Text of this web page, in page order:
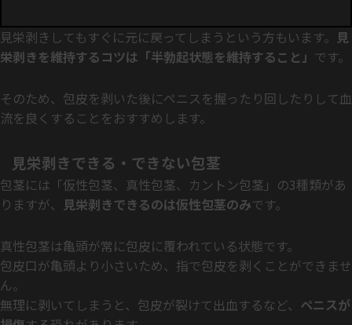
見栄剥きしてもすぐに元に戻ってしまうという方もいます。 見
栄剥きを維持するコツは「半勃起状態を維持すること」 です。
そのため、包皮を剥いた後にペニスを握ったり回したりして血
流を良くすることをおすすめします。
見栄剥きできる・できない包茎
包茎には「仮性包茎、真性包茎、カントン包茎」の3種類があ
りますが、 見栄剥きできるのは仮性包茎のみです。
真性包茎は亀頭が常に包皮に覆われている状態です。
包皮口が亀頭より小さいため、指で包皮を剥くことができませ
ん。
無理に剥いてしまうと、包皮が裂けて出血するなど、 ペニスが